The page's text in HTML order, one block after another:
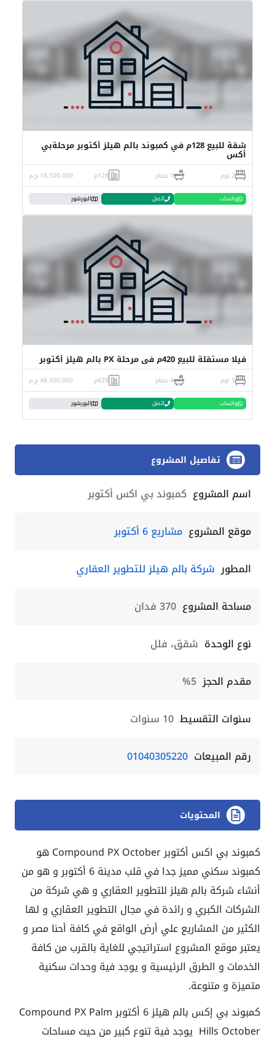
شقة للبيع 128م في كمبوند بالم هيلز أكتوبر مرحلةبي
أكس
2 نوم 1 حمام 128م 18,500,000 ج.م
واتساب اتصل البورشور
فيلا مستقلة للبيع 420م في مرحلة PX بالم هيلز أكتوبر
5 نوم 4 حمام 420م 48,500,000 ج.م
واتساب اتصل البورشور
تفاصيل المشروع
اسم المشروع كمبوند بي اكس أكتوبر
موقع المشروع مشاريع 6 أكتوبر
المطور شركة بالم هيلز للتطوير العقاري
مساحة المشروع 370 فدان
نوع الوحدة شقق، فلل
مقدم الحجز 5%
سنوات التقسيط 10 سنوات
رقم المبيعات 01040305220
المحتويات
كمبوند بي اكس أكتوبر Compound PX October هو
كمبوند سكني مميز جدا في قلب مدينة 6 أكتوبر و هو من
أنشاء شركة بالم هيلز للتطوير العقاري و هي شركة من
الشركات الكبري و رائدة في مجال التطوير العقاري و لها
الكثير من المشاريع علي أرض الواقع في كافة أحنا مصر و
يعتبر موقع المشروع استراتيجي للغاية بالقرب من كافة
الخدمات و الطرق الرئيسية و يوجد فية وحدات سكنية
متميزة و متنوعة.
كمبوند بي إكس بالم هيلز 6 أكتوبر Compound PX Palm
Hills October يوجد فية تنوع كبير من حيث مساحات